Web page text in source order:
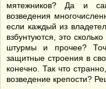
мятежников? Да и
возведения
если каждый из
взбунтуются, это
штурмы и прочее?
защитные строения в
конечно. Так что
возведение крепости?